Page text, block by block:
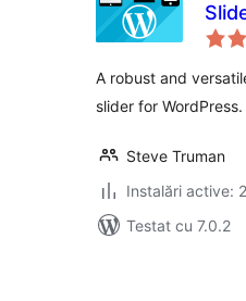
A robust and
slider for WordPress.
Steve Truman
Instalări active:
Testat cu 7.0.2